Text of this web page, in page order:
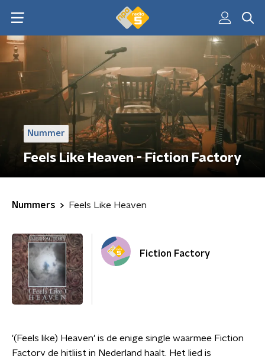
Nummer
Feels Like Heaven - Fiction Factory
Nummers Feels Like Heaven
Fiction Factory
'(Feels like) Heaven' is de enige single waarmee Fiction
Factory de hitlijst in Nederland haalt. Het lied is